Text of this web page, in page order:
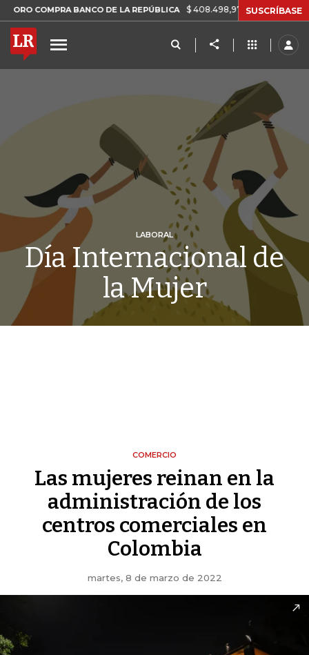
BANCO DE LA REPÚBLICA $ 408.498,97 +$ 8.753,81 +2,19%
SUSCRÍBASE
LABORAL
Día Internacional de
la Mujer
COMERCIO
Las mujeres reinan en la
administración de los
centros comerciales en
Colombia
martes, 8 de marzo de 2022